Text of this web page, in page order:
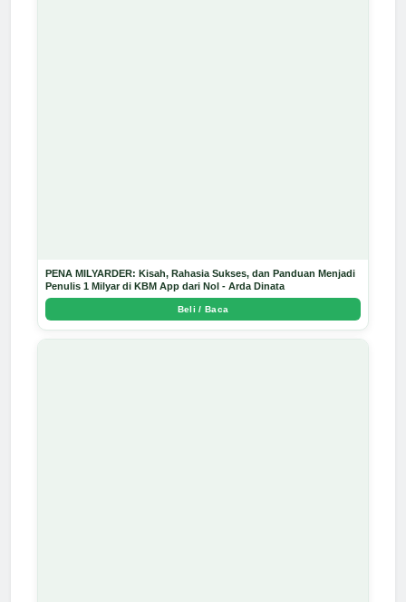
PENA MILYARDER: Kisah, Rahasia Sukses, dan Panduan Menjadi
Penulis 1 Milyar di KBM App dari Nol - Arda Dinata
Beli / Baca